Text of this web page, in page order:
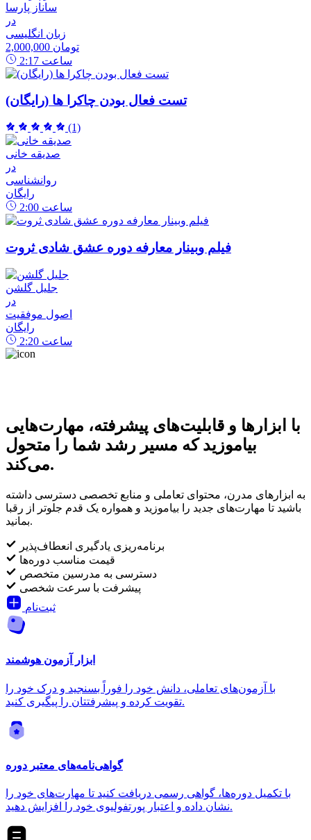
ساناز پارسا
در
زبان انگلیسی
2,000,000 تومان
2:17 ساعت
تست فعال بودن چاکرا ها (رایگان)
(1)
صدیقه خانی
در
روانشناسی
رایگان
2:00 ساعت
فیلم وبینار معارفه دوره عشق شادی ثروت
جلیل گلشن
در
اصول موفقیت
رایگان
2:20 ساعت
با ابزارها و قابلیت‌های پیشرفته، مهارت‌هایی
بیاموزید که مسیر رشد شما را متحول
می‌کند.
به ابزارهای مدرن، محتوای تعاملی و منابع تخصصی دسترسی داشته
باشید تا مهارت‌های جدید را بیاموزید و همواره یک قدم جلوتر از رقبا
بمانید.
برنامه‌ریزی یادگیری انعطاف‌پذیر
قیمت مناسب دوره‌ها
دسترسی به مدرسین متخصص
پیشرفت با سرعت شخصی
ثبت‌نام
ابزار آزمون هوشمند
با آزمون‌های تعاملی، دانش خود را فوراً بسنجید و درک خود را
تقویت کرده و پیشرفتتان را پیگیری کنید.
گواهی‌نامه‌های معتبر دوره
با تکمیل دوره‌ها، گواهی رسمی دریافت کنید تا مهارت‌های خود را
نشان داده و اعتبار پورتفولیوی خود را افزایش دهید.